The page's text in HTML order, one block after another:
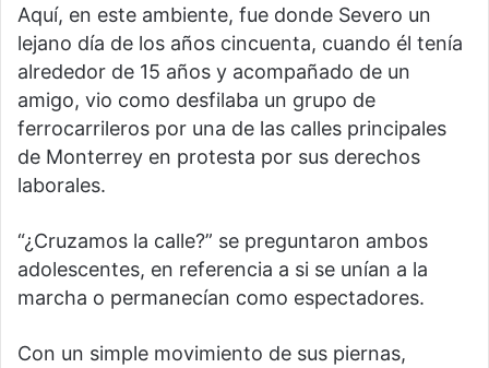
Aquí, en este ambiente, fue donde Severo un
lejano día de los años cincuenta, cuando él tenía
alrededor de 15 años y acompañado de un
amigo, vio como desfilaba un grupo de
ferrocarrileros por una de las calles principales
de Monterrey en protesta por sus derechos
laborales.
“¿Cruzamos la calle?” se preguntaron ambos
adolescentes, en referencia a si se unían a la
marcha o permanecían como espectadores.
Con un simple movimiento de sus piernas,